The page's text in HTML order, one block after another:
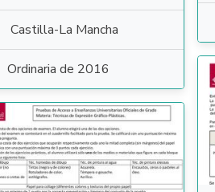
Castilla-La Mancha
Ordinaria de 2016